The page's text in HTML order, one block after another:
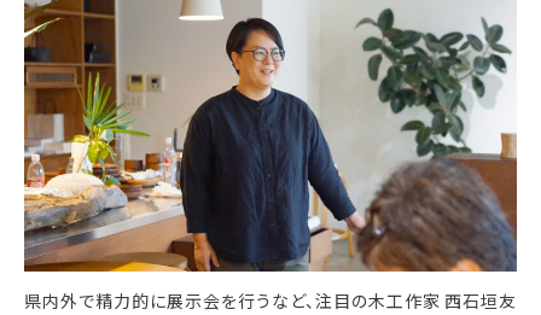
県内外で精力的に展示会を行うなど、注目の木工作家 西石垣友